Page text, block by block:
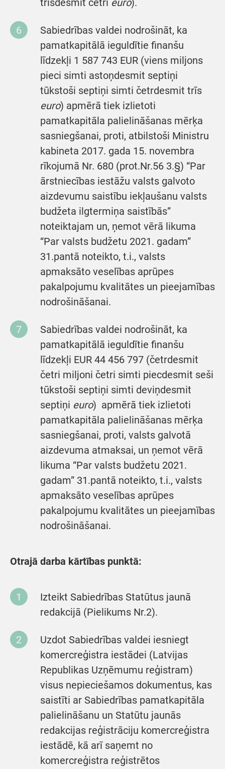
trīsdesmit četri euro).
Sabiedrības valdei nodrošināt, ka
pamatkapitālā ieguldītie finanšu
līdzekļi 1 587 743 EUR (viens miljons
pieci simti astoņdesmit septiņi
tūkstoši septiņi simti četrdesmit trīs
euro) apmērā tiek izlietoti
pamatkapitāla palielināšanas mērķa
sasniegšanai, proti, atbilstoši Ministru
kabineta 2017. gada 15. novembra
rīkojumā Nr. 680 (prot.Nr.56 3.§) “Par
ārstniecības iestāžu valsts galvoto
aizdevumu saistību iekļaušanu valsts
budžeta ilgtermiņa saistībās”
noteiktajam un, ņemot vērā likuma
“Par valsts budžetu 2021. gadam”
31.pantā noteikto, t.i., valsts
apmaksāto veselības aprūpes
pakalpojumu kvalitātes un pieejamības
nodrošināšanai.
Sabiedrības valdei nodrošināt, ka
pamatkapitālā ieguldītie finanšu
līdzekļi EUR 44 456 797 (četrdesmit
četri miljoni četri simti piecdesmit seši
tūkstoši septiņi simti deviņdesmit
septiņi euro) apmērā tiek izlietoti
pamatkapitāla palielināšanas mērķa
sasniegšanai, proti, valsts galvotā
aizdevuma atmaksai, un ņemot vērā
likuma “Par valsts budžetu 2021.
gadam” 31.pantā noteikto, t.i., valsts
apmaksāto veselības aprūpes
pakalpojumu kvalitātes un pieejamības
nodrošināšanai.
Otrajā darba kārtības punktā:
Izteikt Sabiedrības Statūtus jaunā
redakcijā (Pielikums Nr.2).
Uzdot Sabiedrības valdei iesniegt
komercreģistra iestādei (Latvijas
Republikas Uzņēmumu reģistram)
visus nepieciešamos dokumentus, kas
saistīti ar Sabiedrības pamatkapitāla
palielināšanu un Statūtu jaunās
redakcijas reģistrāciju komercreģistra
iestādē, kā arī saņemt no
komercreģistra reģistrētos